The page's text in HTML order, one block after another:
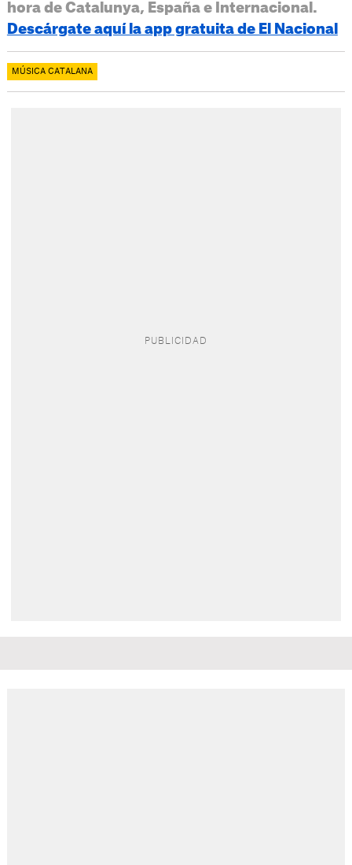
hora de Catalunya, España e Internacional.
Descárgate aquí la app gratuita de El Nacional
MÚSICA CATALANA